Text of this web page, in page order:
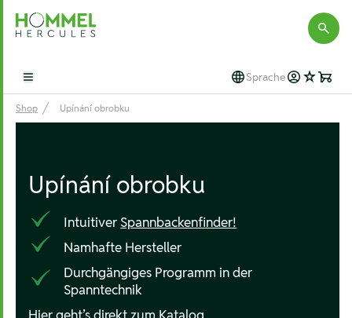
Hommel Hercules
Open main menu Sprache
Shop Upínání obrobku
Upínání obrobku
Intuitiver Spannbackenfinder!
Namhafte Hersteller
Durchgängiges Programm in der
Spanntechnik